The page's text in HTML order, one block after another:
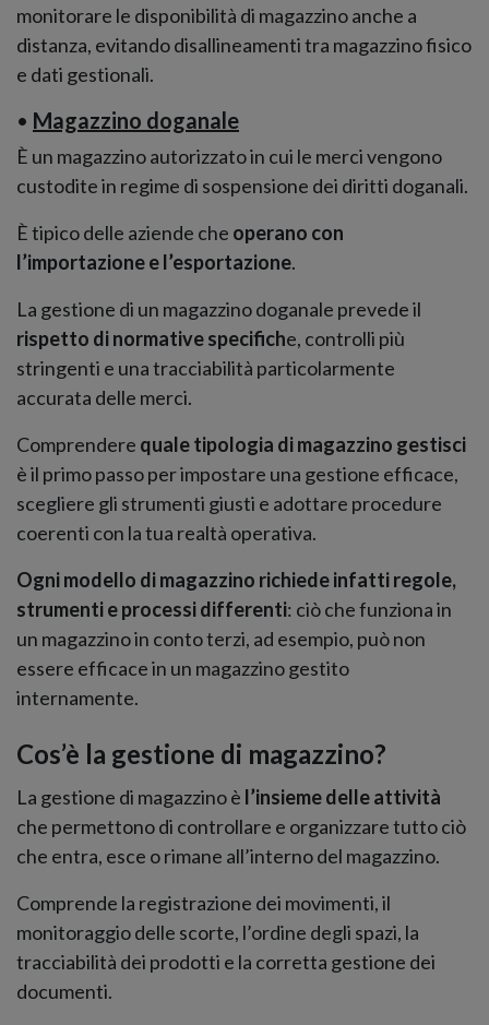
monitorare le disponibilità di magazzino anche a
distanza, evitando disallineamenti tra magazzino fisico
e dati gestionali.
• Magazzino doganale
È un magazzino autorizzato in cui le merci vengono
custodite in regime di sospensione dei diritti doganali.
È tipico delle aziende che operano con
l’importazione e l’esportazione.
La gestione di un magazzino doganale prevede il
rispetto di normative specifiche, controlli più
stringenti e una tracciabilità particolarmente
accurata delle merci.
Comprendere quale tipologia di magazzino gestisci
è il primo passo per impostare una gestione efficace,
scegliere gli strumenti giusti e adottare procedure
coerenti con la tua realtà operativa.
Ogni modello di magazzino richiede infatti regole,
strumenti e processi differenti: ciò che funziona in
un magazzino in conto terzi, ad esempio, può non
essere efficace in un magazzino gestito
internamente.
Cos’è la gestione di magazzino?
La gestione di magazzino è l’insieme delle attività
che permettono di controllare e organizzare tutto ciò
che entra, esce o rimane all’interno del magazzino.
Comprende la registrazione dei movimenti, il
monitoraggio delle scorte, l’ordine degli spazi, la
tracciabilità dei prodotti e la corretta gestione dei
documenti.